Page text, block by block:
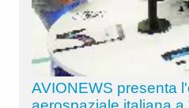
AVIONEWS presenta